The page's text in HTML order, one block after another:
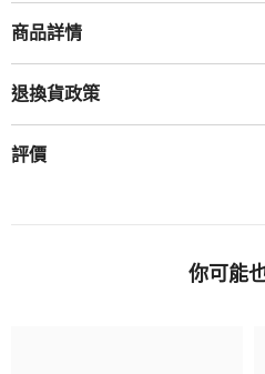
商品詳情
退換貨政策
評價
你可能